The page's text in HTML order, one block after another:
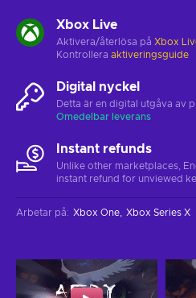
Xbox Live
Aktivera/återlösa på Xbox
Kontrollera aktiveringsguide
Digital nyckel
Detta är en digital utgåva av
Omedelbar leverans
Instant refunds
Unlike other marketplaces,
instant refund for unviewed
Arbetar på: Xbox One Xbox Series X